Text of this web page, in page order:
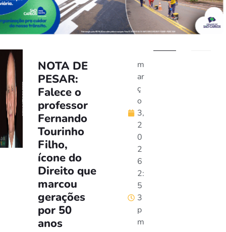
NOTA DE
PESAR:
Falece o
professor
Fernando
Tourinho
Filho,
ícone do
Direito que
marcou
gerações
por 50
anos
m
ar
ç
o
3,
2
0
2
6
2:
5
3
p
m